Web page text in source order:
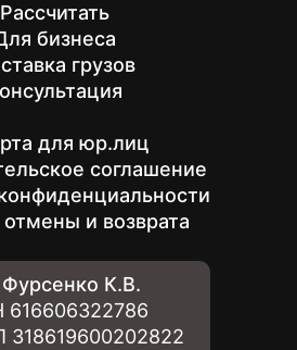
Рассчитать
бизнеса
грузов
для юр.лиц
соглашение
и возврата
К.В.
616606322786
318619600202822